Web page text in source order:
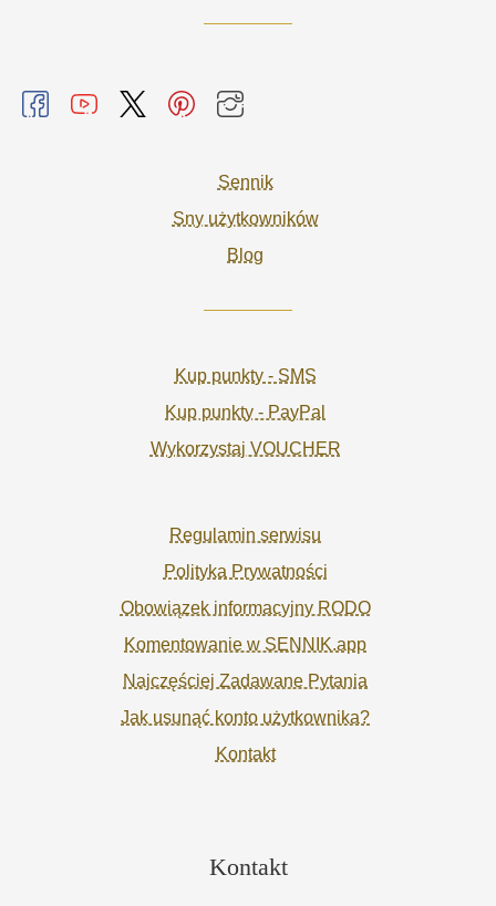
Sennik
Sny użytkowników
Blog
Kup punkty - SMS
Kup punkty - PayPal
Wykorzystaj VOUCHER
Regulamin serwisu
Polityka Prywatności
Obowiązek informacyjny RODO
Komentowanie w SENNIK.app
Najczęściej Zadawane Pytania
Jak usunąć konto użytkownika?
Kontakt
Kontakt